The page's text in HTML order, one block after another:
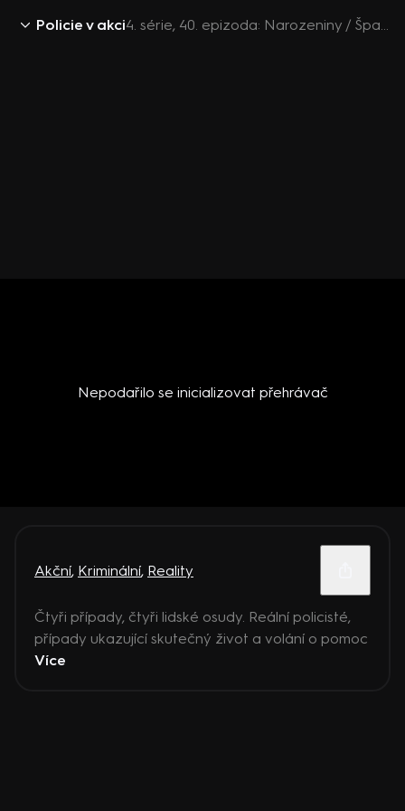
Policie v akci 4. série, 40. epizoda: Narozeniny / Špatné dveře / Rychle a zběsile II / Alternativní život III
Nepodařilo se inicializovat přehrávač
Akční, Kriminální, Reality
Čtyři případy, čtyři lidské osudy. Reální policisté,
případy ukazující skutečný život a volání o pomoc
Více